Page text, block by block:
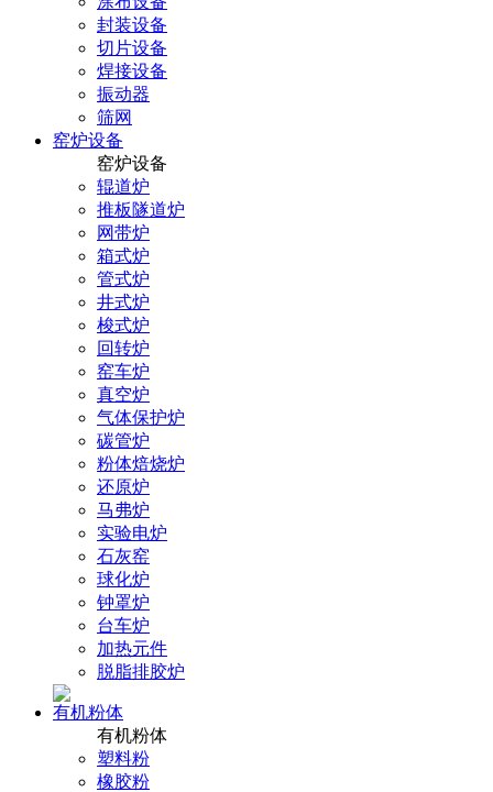
封装设备
切片设备
焊接设备
振动器
筛网
窑炉设备
窑炉设备
辊道炉
推板隧道炉
网带炉
箱式炉
管式炉
井式炉
梭式炉
回转炉
窑车炉
真空炉
气体保护炉
碳管炉
粉体焙烧炉
还原炉
马弗炉
实验电炉
石灰窑
球化炉
钟罩炉
台车炉
加热元件
脱脂排胶炉
有机粉体
有机粉体
塑料粉
橡胶粉